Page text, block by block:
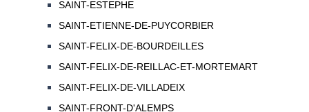
SAINT-ESTEPHE
SAINT-ETIENNE-DE-PUYCORBIER
SAINT-FELIX-DE-BOURDEILLES
SAINT-FELIX-DE-REILLAC-ET-MORTEMART
SAINT-FELIX-DE-VILLADEIX
SAINT-FRONT-D'ALEMPS